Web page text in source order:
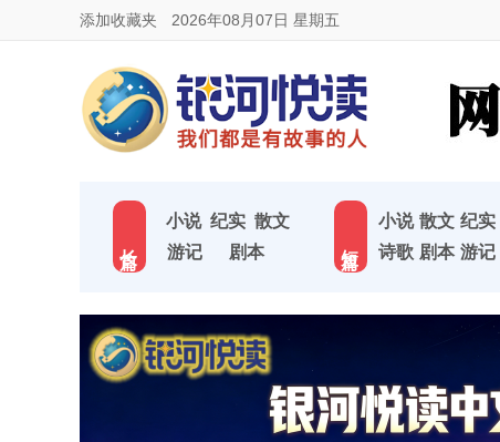
添加收藏夹 2026年08月07日 星期五
小说 纪实 散文
游记
剧本
小说 散文 纪实
诗歌 剧本 游记